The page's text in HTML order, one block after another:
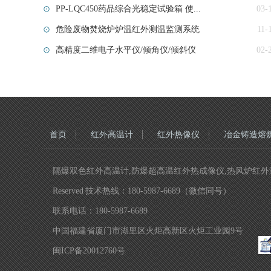
PP-LQC450药品综合光稳定试验箱 使... 03-
危险废物焚烧炉炉温红外测温监测系统 11-
高精度二维电子水平仪/倾角仪/倾斜仪 02-
首页 红外高温计 红外热像仪 冶金铸造熔
隔爆双色红外高温计,防爆超高温红外热成像仪,热风炉红
Reserved 技术热线：180-5987-6689（微信同号）
联系电话：180-5987-6689
中国福建省厦门市湖里区火炬高新区火炬工业园9号
闽ICP备20012760号